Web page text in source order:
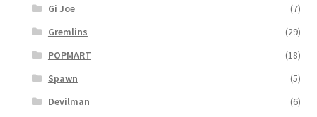
Gi Joe
(7)
Gremlins
(29)
POPMART
(18)
Spawn
(5)
Devilman
(6)